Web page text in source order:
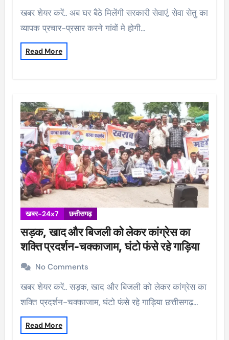
खबर शेयर करें.. अब घर बैठे मिलेंगी सरकारी सेवाएं, सेवा सेतु का
व्यापक प्रचार-प्रसार करने गांवों मे होगी…
Read More
खबर-24x7 छत्तीसगढ़
सड़क, खाद और बिजली को लेकर कांग्रेस का
शक्ति प्रदर्शन-चक्काजाम, घंटो फंसे रहे गाड़िया
No Comments
खबर शेयर करें.. सड़क, खाद और बिजली को लेकर कांग्रेस का
शक्ति प्रदर्शन-चक्काजाम, घंटो फंसे रहे गाड़िया छत्तीसगढ़…
Read More